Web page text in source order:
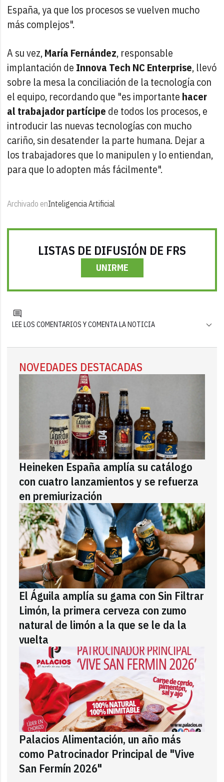
España, ya que los procesos se vuelven mucho
más complejos".
A su vez,María Fernández, responsable
implantación de Innova Tech NC Enterprise, llevó
sobre la mesa la conciliación de la tecnología con
el equipo, recordando que "es importante hacer
al trabajador partícipe de todos los procesos, e
introducir las nuevas tecnologías con mucho
cariño, sin desatender la parte humana. Dejar a
los trabajadores que lo manipulen y lo entiendan,
para que lo adopten más fácilmente".
Archivado enInteligencia Artificial
LISTAS DE DIFUSIÓN DE FRS
UNIRME
LEE LOS COMENTARIOS Y COMENTA LA NOTICIA
NOVEDADES DESTACADAS
Heineken España amplía su catálogo
con cuatro lanzamientos y se refuerza
en premiurización
El Águila amplía su gama con Sin Filtrar
Limón, la primera cerveza con zumo
natural de limón a la que se le da la
vuelta
Palacios Alimentación, un año más
como Patrocinador Principal de "Vive
San Fermín 2026"